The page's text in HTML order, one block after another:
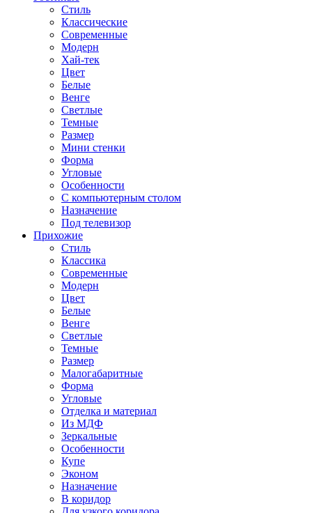
Стиль
Классические
Современные
Модерн
Хай-тек
Цвет
Белые
Венге
Светлые
Темные
Размер
Мини стенки
Форма
Угловые
Особенности
С компьютерным столом
Назначение
Под телевизор
Прихожие
Стиль
Классика
Современные
Модерн
Цвет
Белые
Венге
Светлые
Темные
Размер
Малогабаритные
Форма
Угловые
Отделка и материал
Из МДФ
Зеркальные
Особенности
Купе
Эконом
Назначение
В коридор